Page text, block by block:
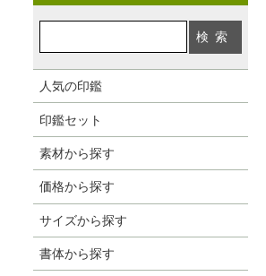
人気の印鑑
印鑑セット
素材から探す
価格から探す
サイズから探す
書体から探す